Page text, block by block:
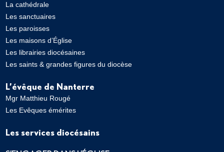
La cathédrale
Les sanctuaires
Les paroisses
Les maisons d’Église
Les librairies diocésaines
Les saints & grandes figures du diocèse
L’évêque de Nanterre
Mgr Matthieu Rougé
Les Evêques émérites
Les services diocésains